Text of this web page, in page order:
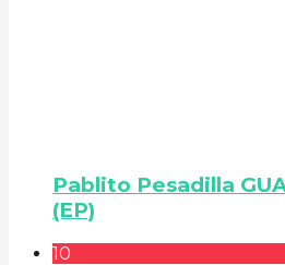
Pablito Pesadilla
(EP)
10